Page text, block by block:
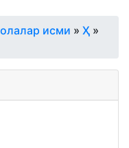
исми » Ҳ »